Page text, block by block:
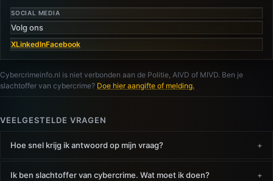
SOCIAL MEDIA
Volg ons
XLinkedInFacebook
Cybercrimeinfo.nl is niet verbonden aan de Politie, AIVD of MIVD. Ben je
slachtoffer van cybercrime? Doe hier aangifte of melding.
VEELGESTELDE VRAGEN
Hoe snel krijg ik antwoord op mijn vraag?
Ik ben slachtoffer van cybercrime. Wat moet ik doen?